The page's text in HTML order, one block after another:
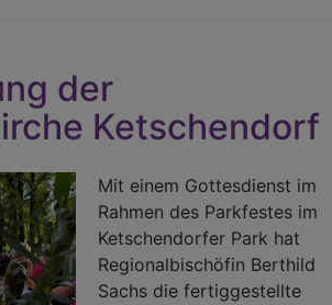
der
Ketschendorf
Mit einem Gottesdienst im
Rahmen des Parkfestes im
Ketschendorfer Park hat
Regionalbischöfin Berthild
Sachs die fertiggestellte